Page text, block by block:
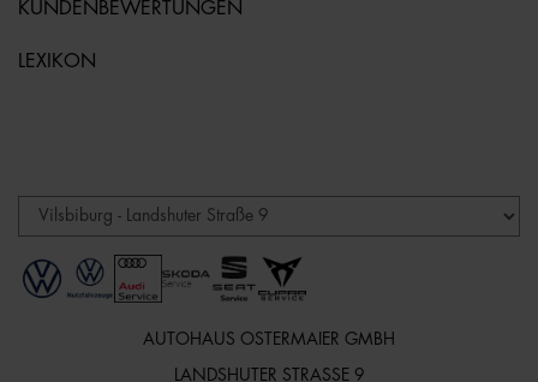
KUNDENBEWERTUNGEN
LEXIKON
AUTOHAUS OSTERMAIER GMBH
LANDSHUTER STRASSE 9